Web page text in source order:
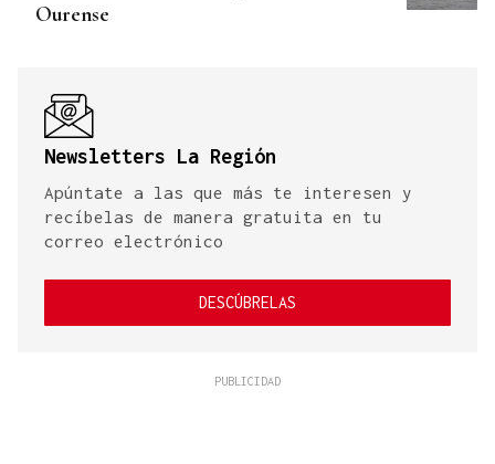
Ourense
Newsletters La Región
Apúntate a las que más te interesen y
recíbelas de manera gratuita en tu
correo electrónico
DESCÚBRELAS